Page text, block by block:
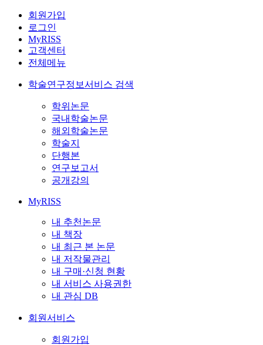
회원가입
로그인
MyRISS
고객센터
전체메뉴
학술연구정보서비스 검색
학위논문
국내학술논문
해외학술논문
학술지
단행본
연구보고서
공개강의
MyRISS
내 추천논문
내 책장
내 최근 본 논문
내 저작물관리
내 구매·신청 현황
내 서비스 사용권한
내 관심 DB
회원서비스
회원가입